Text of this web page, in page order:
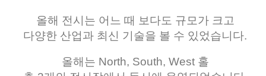
올해 전시는 어느 때 보다도 규모가 크고
다양한 산업과 최신 기술을 볼 수 있었습니다.
올해는 North, South, West 홀